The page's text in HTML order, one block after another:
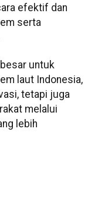
efektif dan
serta
untuk
laut Indonesia,
tetapi juga
melalui
lebih